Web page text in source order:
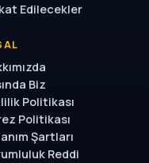
Edilecekler
Biz
Politikası
Politikası
Şartları
Reddi